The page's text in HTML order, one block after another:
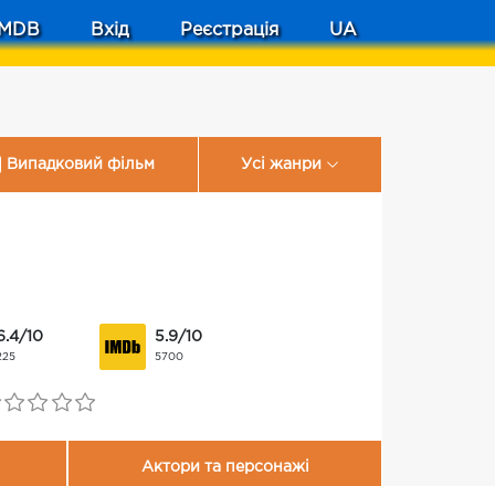
Вхід Реєстрація UA
Випадковий фільм Усі жанри
10 5.9/10
5700
Актори та персонажі